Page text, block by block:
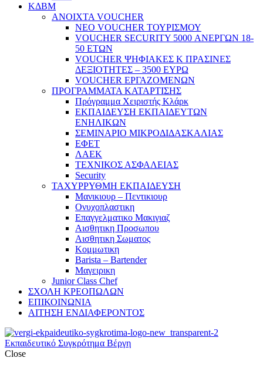
ΚΔΒΜ
ΑΝΟΙΧΤΑ VOUCHER
ΝΕΟ VOUCHER ΤΟΥΡΙΣΜΟΥ
VOUCHER SECURITY 5000 ΑΝΕΡΓΩΝ 18-
50 ΕΤΩΝ
VOUCHER ΨΗΦΙΑΚΕΣ Κ ΠΡΑΣΙΝΕΣ
ΔΕΞΙΟΤΗΤΕΣ – 3500 ΕΥΡΩ
VOUCHER ΕΡΓΑΖΟΜΕΝΩΝ
ΠΡΟΓΡΑΜΜΑΤΑ ΚΑΤΑΡΤΙΣΗΣ
Πρόγραμμα Χειριστής Κλάρκ
ΕΚΠΑΙΔΕΥΣΗ ΕΚΠΑΙΔΕΥΤΩΝ
ΕΝΗΛΙΚΩΝ
ΣΕΜΙΝΑΡΙΟ ΜΙΚΡΟΔΙΔΑΣΚΑΛΙΑΣ
ΕΦΕΤ
ΛΑΕΚ
ΤΕΧΝΙΚΟΣ ΑΣΦΑΛΕΙΑΣ
Security
ΤΑΧΥΡΡΥΘΜΗ ΕΚΠΑΙΔΕΥΣΗ
Μανικιουρ – Πεντικιουρ
Ονυχοπλαστικη
Επαγγελματικο Μακιγιαζ
Αισθητικη Προσωπου
Αισθητικη Σωματος
Κομμωτικη
Barista – Bartender
Μαγειρικη
Junior Class Chef
ΣΧΟΛΗ ΚΡΕΟΠΩΛΩΝ
ΕΠΙΚΟΙΝΩΝΙΑ
ΑΙΤΗΣΗ ΕΝΔΙΑΦΕΡΟΝΤΟΣ
Εκπαιδευτικό Συγκρότημα Βέργη
Close